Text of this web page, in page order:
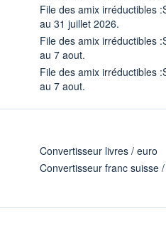
File des amix irréductibles
au 31 juillet 2026.
File des amix irréductibles
au 7 aout.
File des amix irréductibles
au 7 aout.
Convertisseur livres / euro
Convertisseur franc suisse